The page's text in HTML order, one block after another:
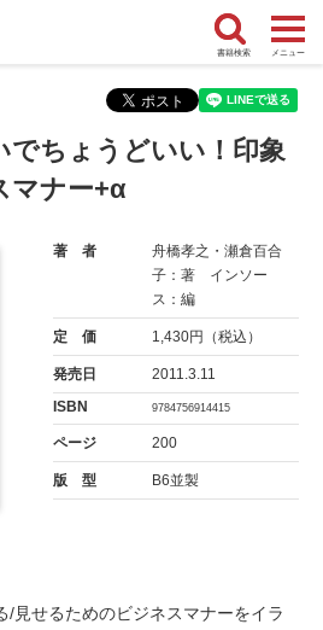
書籍検索 メニュー
でちょうどいい！印象
マナー+α
著 者
舟橋孝之・瀬倉百合
子：著 インソー
ス：編
定 価 1,430円（税込）
発売日
2011.3.11
ISBN
9784756914415
ページ 200
版 型 B6並製
/見せるためのビジネスマナーをイラ